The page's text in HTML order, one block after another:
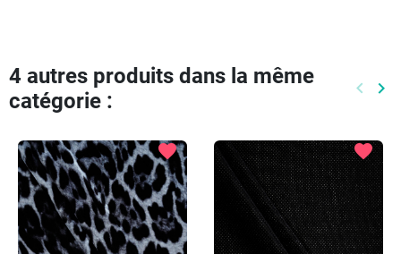
4 autres produits dans la même
catégorie :
keyboard_arrow_left keyboard_arrow_right
favorite favorite